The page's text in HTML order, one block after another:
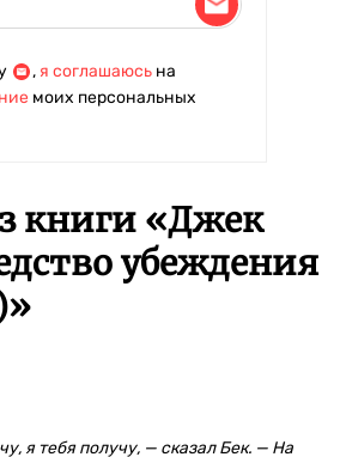
, я соглашаюсь на
моих персональных
книги «Джек
убеждения
я тебя получу, — сказал Бек. — На